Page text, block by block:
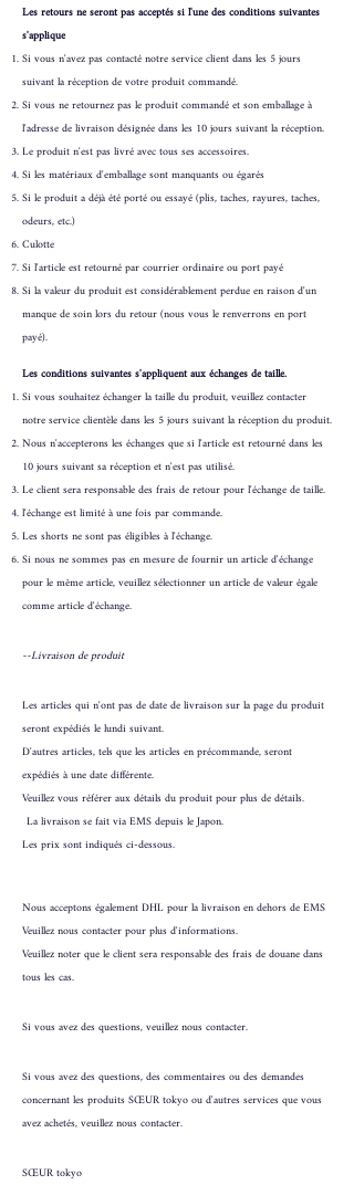
Les retours ne seront pas acceptés si l'une des conditions suivantes
s'applique
Si vous n'avez pas contacté notre service client dans les 5 jours
suivant la réception de votre produit commandé.
Si vous ne retournez pas le produit commandé et son emballage à
l'adresse de livraison désignée dans les 10 jours suivant la réception.
Le produit n'est pas livré avec tous ses accessoires.
Si les matériaux d'emballage sont manquants ou égarés
Si le produit a déjà été porté ou essayé (plis, taches, rayures, taches,
odeurs, etc.)
Culotte
Si l'article est retourné par courrier ordinaire ou port payé
Si la valeur du produit est considérablement perdue en raison d'un
manque de soin lors du retour (nous vous le renverrons en port
payé).
Les conditions suivantes s'appliquent aux échanges de taille.
Si vous souhaitez échanger la taille du produit, veuillez contacter
notre service clientèle dans les 5 jours suivant la réception du produit.
Nous n'accepterons les échanges que si l'article est retourné dans les
10 jours suivant sa réception et n'est pas utilisé.
Le client sera responsable des frais de retour pour l'échange de taille.
l'échange est limité à une fois par commande.
Les shorts ne sont pas éligibles à l'échange.
Si nous ne sommes pas en mesure de fournir un article d'échange
pour le même article, veuillez sélectionner un article de valeur égale
comme article d'échange.
--Livraison de produit
Les articles qui n'ont pas de date de livraison sur la page du produit
seront expédiés le lundi suivant.
D'autres articles, tels que les articles en précommande, seront
expédiés à une date différente.
Veuillez vous référer aux détails du produit pour plus de détails.
La livraison se fait via EMS depuis le Japon.
Les prix sont indiqués ci-dessous.
Nous acceptons également DHL pour la livraison en dehors de EMS
Veuillez nous contacter pour plus d'informations.
Veuillez noter que le client sera responsable des frais de douane dans
tous les cas.
Si vous avez des questions, veuillez nous contacter.
Si vous avez des questions, des commentaires ou des demandes
concernant les produits SŒUR tokyo ou d'autres services que vous
avez achetés, veuillez nous contacter.
SŒUR tokyo